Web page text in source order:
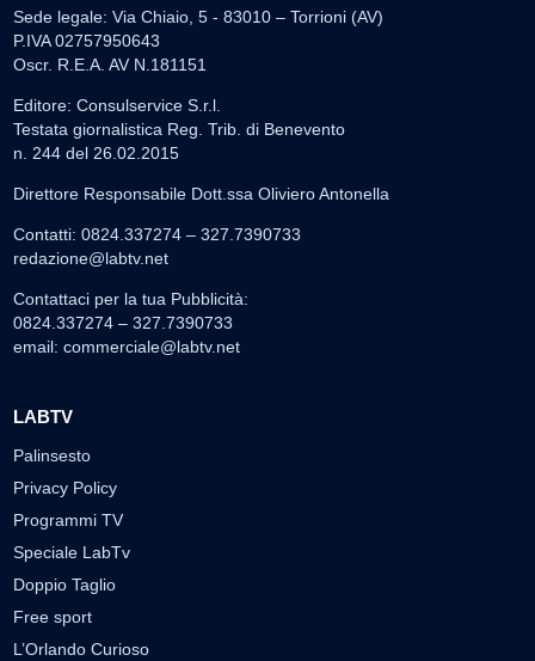
Sede legale: Via Chiaio, 5 - 83010 – Torrioni (AV)
P.IVA 02757950643
Oscr. R.E.A. AV N.181151
Editore: Consulservice S.r.l.
Testata giornalistica Reg. Trib. di Benevento
n. 244 del 26.02.2015
Direttore Responsabile Dott.ssa Oliviero Antonella
Contatti: 0824.337274 – 327.7390733
redazione@labtv.net
Contattaci per la tua Pubblicità:
0824.337274 – 327.7390733
email: commerciale@labtv.net
LABTV
Palinsesto
Privacy Policy
Programmi TV
Speciale LabTv
Doppio Taglio
Free sport
L’Orlando Curioso